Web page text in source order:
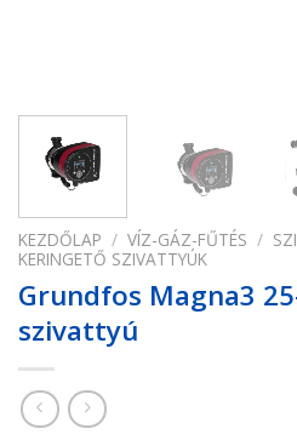
KEZDŐLAP / VÍZ-GÁZ-FŰTÉS /
KERINGETŐ SZIVATTYÚK
Grundfos Magna3
szivattyú